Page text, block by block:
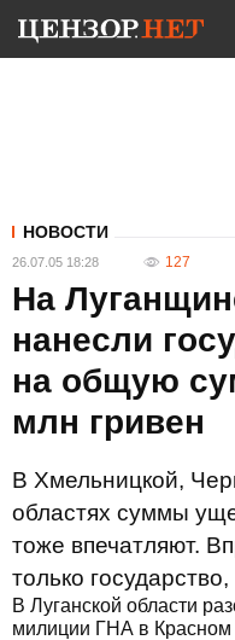
НОВОСТИ
26.07.05 18:28 127
На
нанесли
на общую
млн гривен
В Хмельницкой,
областях суммы
тоже впечатляют.
только
В Луганской области
милиции ГНА в Красном